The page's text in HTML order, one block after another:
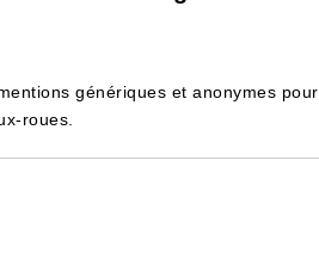
génériques et anonymes pour
roues.